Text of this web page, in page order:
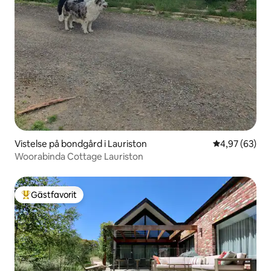
Vistelse på bondgård i Lauriston 4,97 av 5 i
4,97 (63)
Woorabinda Cottage Lauriston
Populär gästfavorit
Gästfavorit